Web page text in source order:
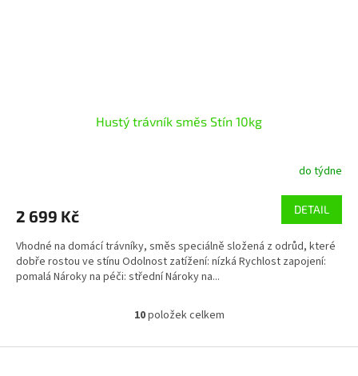
Hustý trávník směs Stín 10kg
do týdne
2 699 Kč DETAIL
Vhodné na domácí trávníky, směs speciálně složená z odrůd, které
dobře rostou ve stínu Odolnost zatížení: nízká Rychlost zapojení:
pomalá Nároky na péči: střední Nároky na...
O
l
10položek celkem